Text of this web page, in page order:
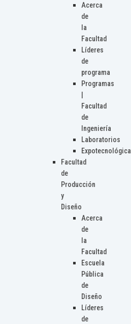
Acerca
de
la
Facultad
Líderes
de
programa
Programas
Facultad
de
Ingeniería
Laboratorios
Expotecnológica
Facultad
de
Producción
y
Diseño
Acerca
de
la
Facultad
Escuela
Pública
de
Diseño
Líderes
de